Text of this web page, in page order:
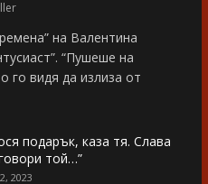
на Валентина
“Пушеше на
го видя да излиза от
подарък, каза тя. Слава
той…”
2023